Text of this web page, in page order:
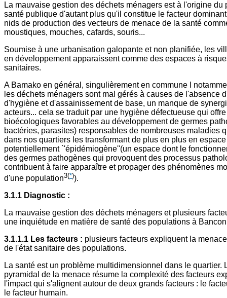
La mauvaise gestion des déchets ménagers est à l'origine du
santé publique d'autant plus qu'il constitue le facteur
nids de production des vecteurs de menace de la santé
moustiques, mouches, cafards, souris...
Soumise à une urbanisation galopante et non planifiée, les
en développement apparaissent comme des espaces à
sanitaires.
A Bamako en général, singulièrement en commune I
les déchets ménagers sont mal gérés à causes de l'absence
d'hygiène et d'assainissement de base, un manque de
acteurs... cela se traduit par une hygiène défectueuse qui
bioécologiques favorables au développement de germes
bactéries, parasites) responsables de nombreuses maladies
dans nos quartiers les transformant de plus en plus en espace
potentiellement `'épidémiogène''(un espace dont le
des germes pathogènes qui provoquent des processus
contribuent à faire apparaître et propager des phénomènes
d'une population3(*)).
3.1.1 Diagnostic :
La mauvaise gestion des déchets ménagers et plusieurs
une inquiétude en matière de santé des populations à
3.1.1.1 Les facteurs : plusieurs facteurs expliquent la
de l'état sanitaire des populations.
La santé est un problème multidimensionnel dans le quartier.
pyramidal de la menace résume la complexité des facteurs
l'impact qui s'alignent autour de deux grands facteurs : le
le facteur humain.